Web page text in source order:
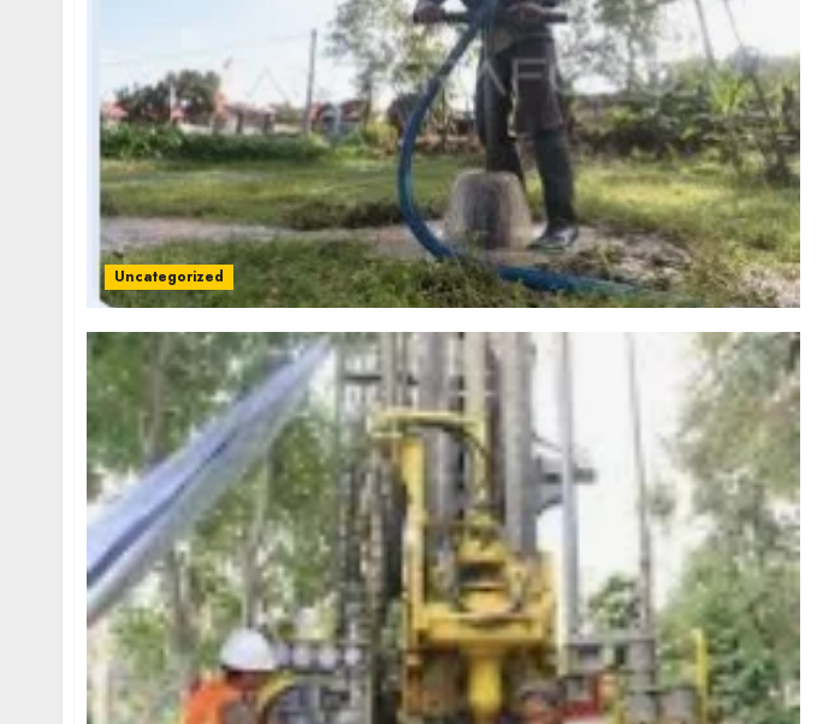
Uncategorized